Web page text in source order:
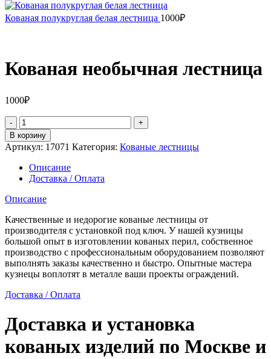
Кованая полукруглая белая лестница 1000₽
Кованая необычная лестница
1000₽
Количество
товара
Кованая
необычная
лестница
В корзину
Артикул: 17071 Категория: Кованые лестницы
Описание
Доставка / Оплата
Описание
Качественные и недорогие кованые лестницы от
производителя с установкой под ключ. У нашей кузницы
большой опыт в изготовлении кованых перил, собственное
производство с профессиональным оборудованием позволяют
выполнять заказы качественно и быстро. Опытные мастера
кузнецы воплотят в металле ваши проекты ограждений.
Доставка / Оплата
Доставка и установка
кованых изделий по Москве и